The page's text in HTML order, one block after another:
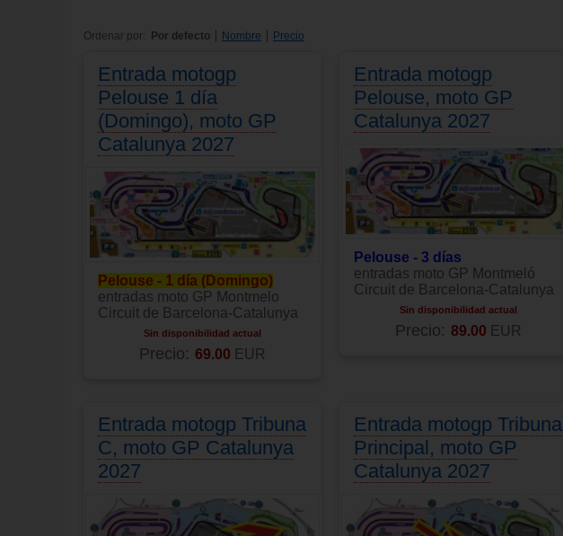
Pase VIP Formula-1 Barcelona
Entrada 3 días/Catering 3 días
Precio:
3129.00 EUR
Ordenar por: Por defecto Nombre Precio
Entrada motogp
Pelouse 1 día
(Domingo), moto GP
Catalunya 2027
Pelouse - 1 día (Domingo)
entradas moto GP Montmelo
Circuit de Barcelona-Catalunya
Sin disponibilidad actual
Precio: 69.00 EUR
Entrada motogp
Pelouse, moto GP
Catalunya 2027
Pelouse - 3 días
entradas moto GP Montmeló
Circuit de Barcelona-Catalunya
Sin disponibilidad actual
Precio: 89.00 EUR
Entrada motogp Tribuna
C, moto GP Catalunya
2027
Entrada motogp Tribuna
Principal, moto GP
Catalunya 2027